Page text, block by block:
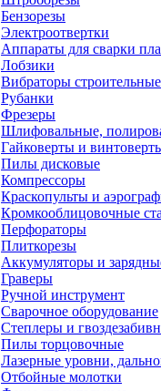
Бензорезы
Электроотвертки
Аппараты для сварки
Лобзики
Вибраторы строительные
Рубанки
Фрезеры
Шлифовальные,
Гайковерты и
Пилы дисковые
Компрессоры
Краскопульты и
Кромкооблицовочные
Перфораторы
Плиткорезы
Аккумуляторы и
Граверы
Ручной инструмент
Сварочное оборудование
Степлеры и
Пилы торцовочные
Лазерные уровни,
Отбойные молотки